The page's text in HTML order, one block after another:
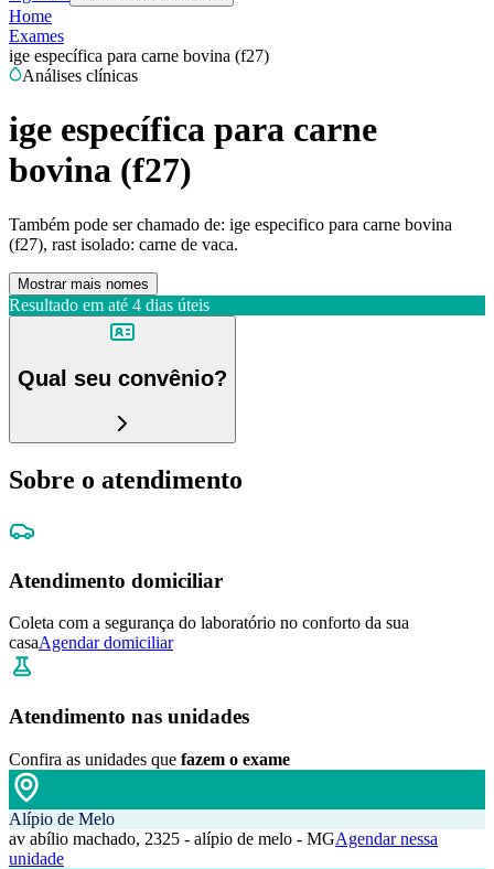
Home
Exames
ige específica para carne bovina (f27)
Análises clínicas
ige específica para carne
bovina (f27)
Também pode ser chamado de: ige especifico para carne bovina
(f27), rast isolado: carne de vaca.
Mostrar mais nomes
Resultado em até 4 dias úteis
Qual seu convênio?
Sobre o atendimento
Atendimento domiciliar
Coleta com a segurança do laboratório no conforto da sua
casaAgendar domiciliar
Atendimento nas unidades
Confira as unidades que fazem o exame
Alípio de Melo
av abílio machado, 2325 - alípio de melo - MGAgendar nessa
unidade